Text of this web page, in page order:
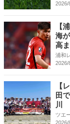
2026/
【
海
高ま
浦和
2026/
【
田
川
ツエ
2026/